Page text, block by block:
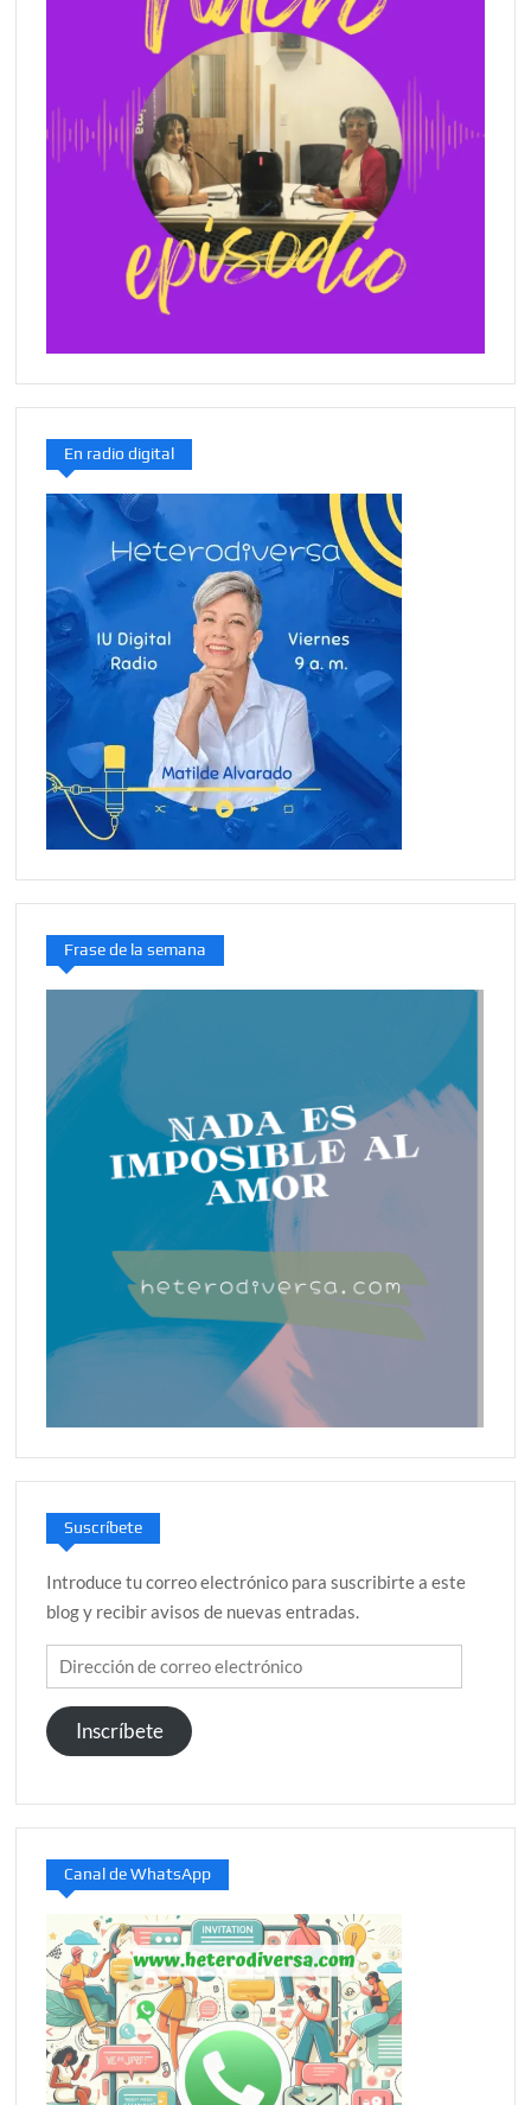
En radio digital
Frase de la semana
Suscríbete
Introduce tu correo electrónico para suscribirte a este
blog y recibir avisos de nuevas entradas.
Dirección
de
correo
electrónico
Inscríbete
Canal de WhatsApp